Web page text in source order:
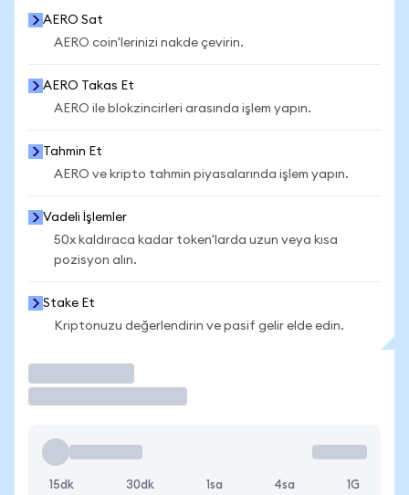
AERO Sat
AERO coin'lerinizi nakde çevirin.
AERO Takas Et
AERO ile blokzincirleri arasında işlem yapın.
Tahmin Et
AERO ve kripto tahmin piyasalarında işlem yapın.
Vadeli İşlemler
50x kaldıraca kadar token'larda uzun veya kısa
pozisyon alın.
Stake Et
Kriptonuzu değerlendirin ve pasif gelir elde edin.
15dk 30dk 1sa 4sa 1G